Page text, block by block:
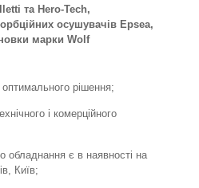
та Hero-Tech,
осушувачів Epsea,
марки Wolf
оптимального рішення;
і комерційного
обладнання є в наявності на
Київ;